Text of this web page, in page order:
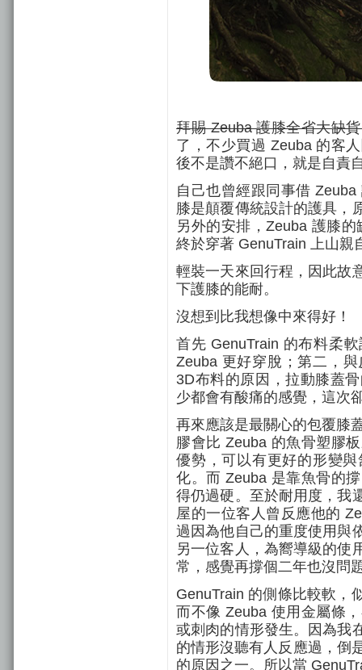
拜賜 Zeuba 護膝全省大缺
了，不少買過 Zeuba 的客
後不是讚不絕口，就是自責
自己也曾經跟同事借
膝是顛覆傳統設計的護具，
另外的安排，Zeuba 護膝
終於穿著 GenuTrain 上山親
輕裝一天來回行程，因此故
下護膝的能耐。
沒想到比我想像中來得好！
首先 GenuTrain 的布料柔
Zeuba 更好穿脫；第二，
3D布料的原因，拉動膝蓋
少都會有酸痛的感覺，這次
再來應該是最關心的包覆膝
膠會比 Zeuba 的魚骨塑膠
優勢，可以有更好的形變
化。而 Zeuba 是靠魚骨的
得仍過硬。至於耐用度，我
屋的一位客人曾反應他的
過因為他自己的重度使用與
另一位客人，為嚮導級的使
常，感覺再撐個二年也沒問
GenuTrain 的側條比較軟，
而不像 Zeuba 使用金屬條
或刺肉的情形發生。因為我
的情形沒聽有人反應過，倒
的原因之一。所以當